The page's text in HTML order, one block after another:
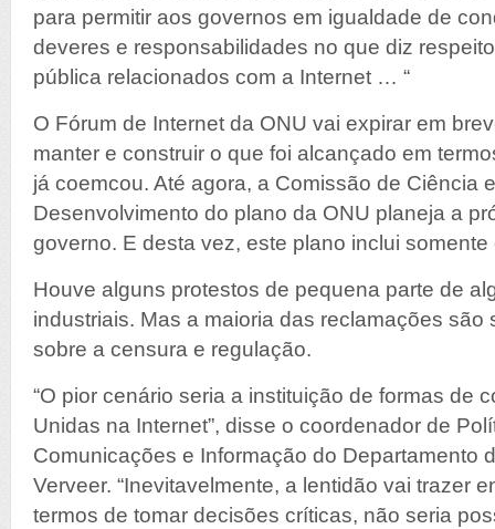
para permitir aos governos em igualdade de
deveres e responsabilidades no que diz
pública relacionados com a Internet … “
O Fórum de Internet da ONU vai expirar em
manter e construir o que foi alcançado em
já coemcou. Até agora, a Comissão de Ciência
Desenvolvimento do plano da ONU planeja a
governo. E desta vez, este plano inclui
Houve alguns protestos de pequena parte de
industriais. Mas a maioria das reclamações são
sobre a censura e regulação.
“O pior cenário seria a instituição de formas de
Unidas na Internet”, disse o coordenador de
Comunicações e Informação do Departamento
Verveer. “Inevitavelmente, a lentidão vai trazer
termos de tomar decisões críticas, não seria